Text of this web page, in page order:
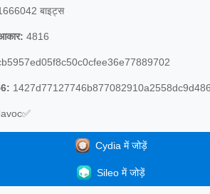
बाइट्स
4816
Cydia में जोड़ें
Sileo में जोड़ें